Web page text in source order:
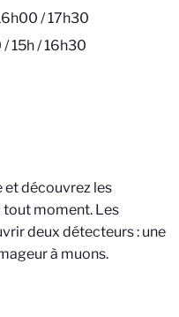
/ 17h30
15h / 16h30
et découvrez les
tout moment. Les
deux détecteurs : une
à muons.